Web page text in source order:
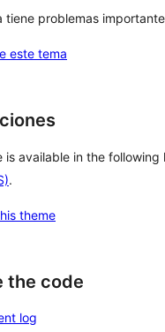
tiene problemas
este tema
is available in the following
.
theme
the code
log